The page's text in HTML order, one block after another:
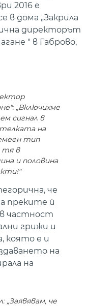
2016 е
в дома „Закрила
директорът
" в Габрово,
„Включихме
сигнал в
на
тип
тя в
и половина
че
преките ѝ
частност
грижи и
която е и
на
на
„Заявявам, че